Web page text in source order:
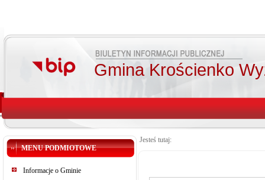
Gmina Krościenko
MENU PODMIOTOWE
Informacje o Gminie
Jesteś tutaj: